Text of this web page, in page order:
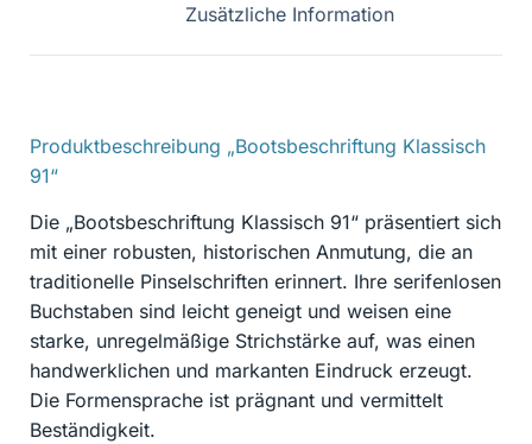
Zusätzliche Information
Produktbeschreibung „Bootsbeschriftung Klassisch
91“
Die „Bootsbeschriftung Klassisch 91“ präsentiert sich
mit einer robusten, historischen Anmutung, die an
traditionelle Pinselschriften erinnert. Ihre serifenlosen
Buchstaben sind leicht geneigt und weisen eine
starke, unregelmäßige Strichstärke auf, was einen
handwerklichen und markanten Eindruck erzeugt.
Die Formensprache ist prägnant und vermittelt
Beständigkeit.